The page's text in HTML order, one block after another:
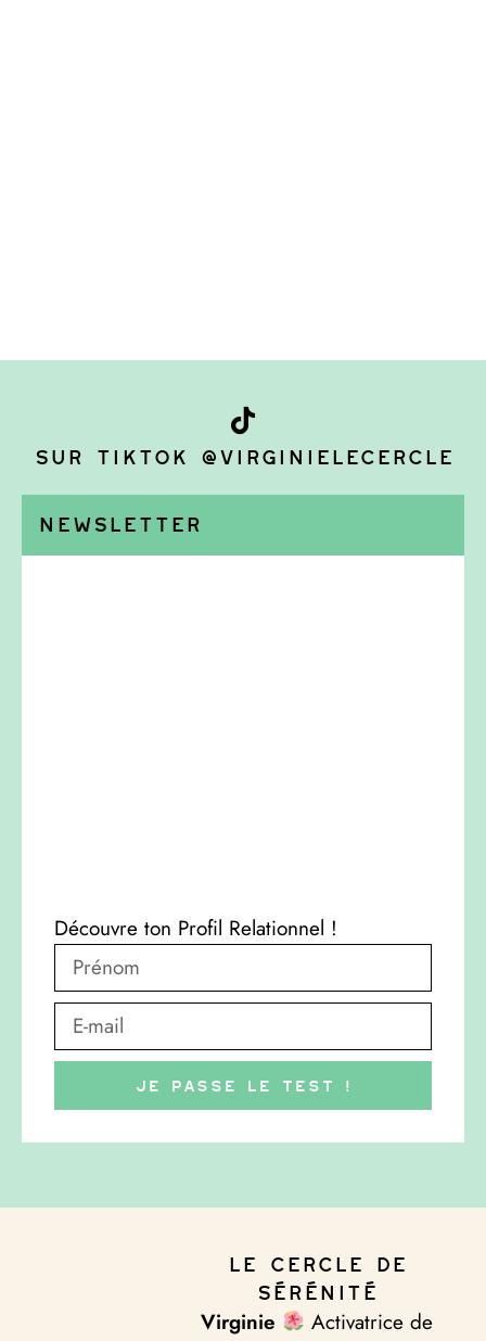
Sur TikTok @virginielecercle
Newsletter
Découvre ton Profil Relationnel !
Je passe le test !
Le Cercle de
Sérénité
Virginie
Activatrice de